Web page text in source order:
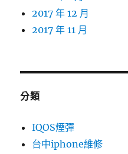
2017 年 12 月
2017 年 11 月
分類
IQOS煙彈
台中iphone維修